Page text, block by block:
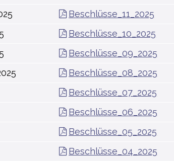
Beschlüsse_11_2025
Beschlüsse_10_2025
Beschlüsse_09_2025
Beschlüsse_08_2025
Beschlüsse_07_2025
Beschlüsse_06_2025
Beschlüsse_05_2025
Beschlüsse_04_2025